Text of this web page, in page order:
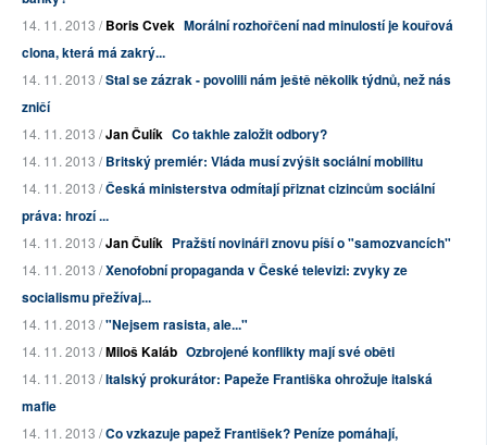
14. 11. 2013 /Boris Cvek Morální rozhořčení nad minulostí je kouřová
clona, která má zakrý...
14. 11. 2013 /Stal se zázrak - povolili nám ještě několik týdnů, než nás
zničí
14. 11. 2013 /Jan Čulík Co takhle založit odbory?
14. 11. 2013 /Britský premiér: Vláda musí zvýšit sociální mobilitu
14. 11. 2013 /Česká ministerstva odmítají přiznat cizincům sociální
práva: hrozí ...
14. 11. 2013 /Jan Čulík Pražští novináři znovu píší o "samozvancích"
14. 11. 2013 /Xenofobní propaganda v České televizi: zvyky ze
socialismu přežívaj...
14. 11. 2013 /"Nejsem rasista, ale..."
14. 11. 2013 /Miloš Kaláb Ozbrojené konflikty mají své oběti
14. 11. 2013 /Italský prokurátor: Papeže Františka ohrožuje italská
mafie
14. 11. 2013 /Co vzkazuje papež František? Peníze pomáhají,